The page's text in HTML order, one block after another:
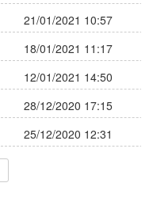
21/01/2021 10:57
18/01/2021 11:17
12/01/2021 14:50
28/12/2020 17:15
25/12/2020 12:31